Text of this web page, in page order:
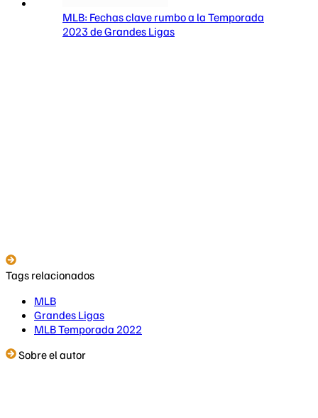
MLB: Fechas clave rumbo a la Temporada
2023 de Grandes Ligas
Tags relacionados
MLB
Grandes Ligas
MLB Temporada 2022
Sobre el autor